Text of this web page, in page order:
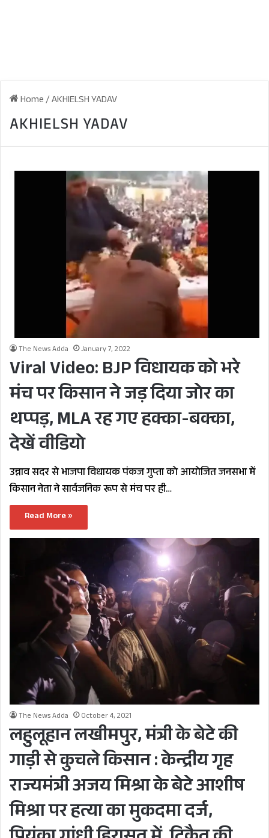
Home/AKHIELSH YADAV
AKHIELSH YADAV
The News Adda January 7, 2022
Viral Video: BJP विधायक को भरे
मंच पर किसान ने जड़ दिया जोर का
थप्पड़, MLA रह गए हक्का-बक्का,
देखें वीडियो
उन्नाव सदर से भाजपा विधायक पंकज गुप्ता को आयोजित जनसभा में
किसान नेता ने सार्वजनिक रूप से मंच पर ही…
Read More »
The News Adda October 4, 2021
लहुलूहान लखीमपुर, मंत्री के बेटे की
गाड़ी से कुचले किसान : केन्द्रीय गृह
राज्यमंत्री अजय मिश्रा के बेटे आशीष
मिश्रा पर हत्या का मुकदमा दर्ज,